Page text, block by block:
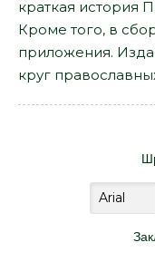
краткая история
Кроме того, в
приложения.
круг